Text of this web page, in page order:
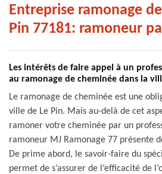
Entreprise ramonage
Pin 77181: ramoneur
Les intérêts de faire appel à un
au ramonage de cheminée dans la
Le ramonage de cheminée est une
ville de Le Pin. Mais au-delà de cet
ramoner votre cheminée par un
ramoneur MJ Ramonage 77 présente
De prime abord, le savoir-faire du
permet de s’assurer de l’efficacité de